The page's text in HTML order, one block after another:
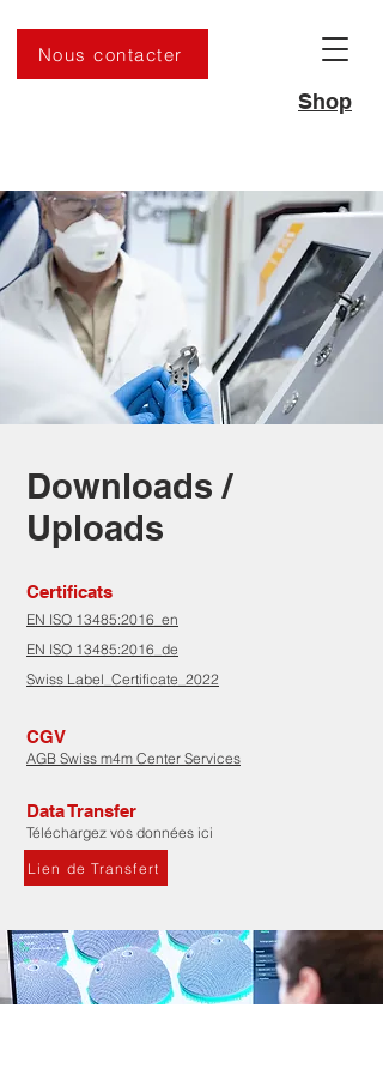
Shop
Nous contacter
Downloads /
Uploads
Certificats
EN ISO 13485:2016_en
EN ISO 13485:2016_de
Swiss Label_Certificate_2022
CGV
AGB Swiss m4m Center Services
Data Transfer
Téléchargez vos données ici
Lien de Transfert